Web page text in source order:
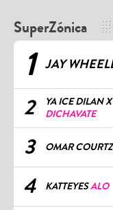
SuperZónica
1 JAY
2
YA ICE DILAN
DICHAVATE
3 OMAR COURTZ
4 KATTEYESALO